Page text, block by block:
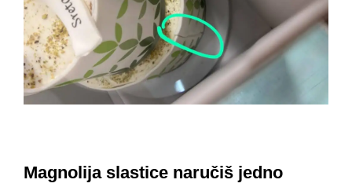
Magnolija slastice naručiš jedno